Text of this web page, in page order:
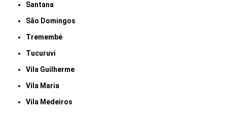
Santana
São Domingos
Tremembé
Tucuruvi
Vila Guilherme
Vila Maria
Vila Medeiros